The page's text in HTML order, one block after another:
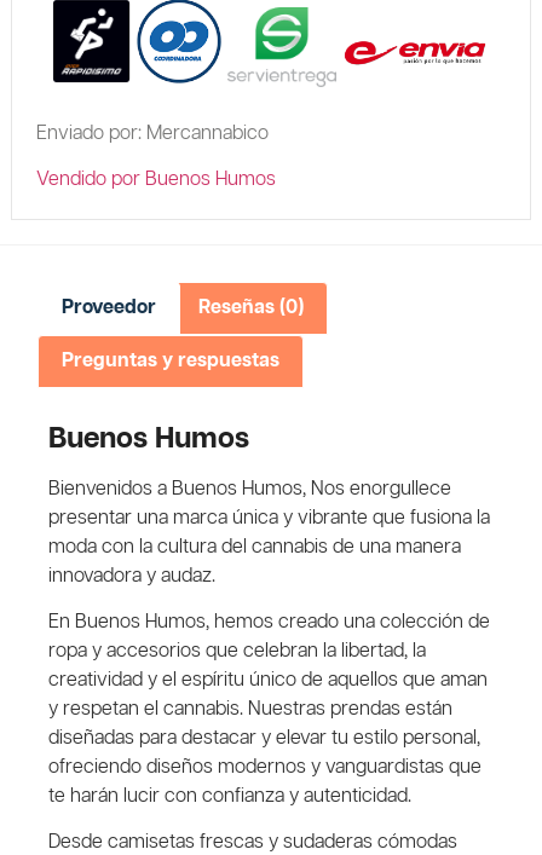
Enviado por: Mercannabico
Vendido por Buenos Humos
Proveedor Reseñas (0)
Preguntas y respuestas
Buenos Humos
Bienvenidos a Buenos Humos, Nos enorgullece
presentar una marca única y vibrante que fusiona la
moda con la cultura del cannabis de una manera
innovadora y audaz.
En Buenos Humos, hemos creado una colección de
ropa y accesorios que celebran la libertad, la
creatividad y el espíritu único de aquellos que aman
y respetan el cannabis. Nuestras prendas están
diseñadas para destacar y elevar tu estilo personal,
ofreciendo diseños modernos y vanguardistas que
te harán lucir con confianza y autenticidad.
Desde camisetas frescas y sudaderas cómodas